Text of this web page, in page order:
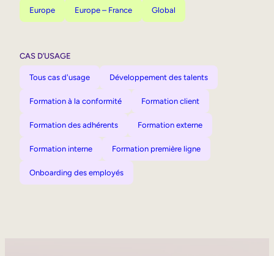
Europe Europe – France Global
CAS D’USAGE
Tous cas d'usage Développement des talents
Formation à la conformité Formation client
Formation des adhérents Formation externe
Formation interne Formation première ligne
Onboarding des employés